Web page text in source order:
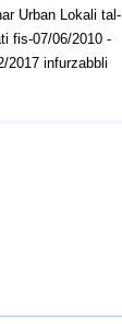
Urban Lokali tal-
fis-07/06/2010 -
2017 infurzabbli